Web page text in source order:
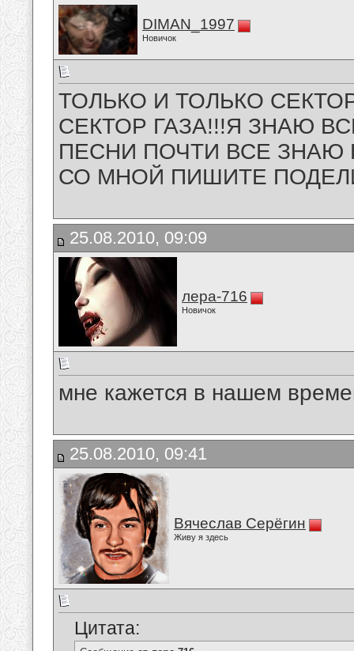
DIMAN_1997
Новичок
ТОЛЬКО И ТОЛЬКО
СЕКТОР ГАЗА!!!Я ЗНАЮ
ПЕСНИ ПОЧТИ ВСЕ ЗНАЮ
СО МНОЙ ПИШИТЕ
25.08.2010, 09:09
лера-716
Новичок
мне кажется в нашем
25.08.2010, 09:41
Вячеслав Серёгин
Живу я здесь
Цитата: